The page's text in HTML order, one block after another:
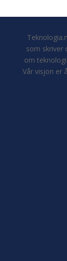
som skriver
om
Vår visjon er